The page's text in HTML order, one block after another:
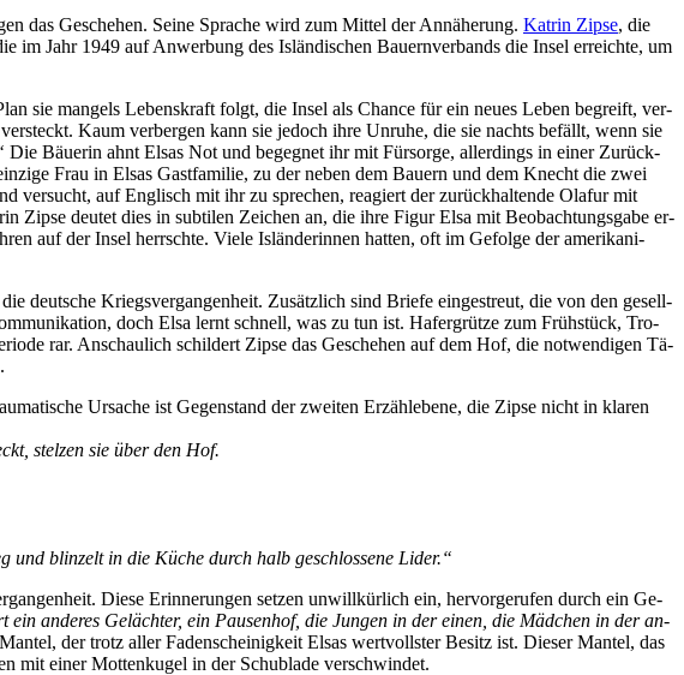
das Ge­sche­hen. Sei­ne Spra­che wird zum Mit­tel der An­nä­he­rung. Kat­rin Zip­se, die
im Jahr 1949 auf An­wer­bung des Is­län­di­schen Bau­ern­ver­bands die In­sel er­reich­te, um
sie man­gels Le­bens­kraft folgt, die In­sel als Chan­ce für ein neu­es Le­ben be­greift, ver­
Kaum ver­ber­gen kann sie je­doch ih­re Un­ru­he, die sie nachts be­fällt, wenn sie
Die Bäue­rin ahnt El­sas Not und be­geg­net ihr mit Für­sor­ge, al­ler­dings in ei­ner Zu­rück­
Frau in El­sas Gast­fa­mi­lie, zu der ne­ben dem Bau­ern und dem Knecht die zwei
ver­sucht, auf Eng­lisch mit ihr zu spre­chen, re­agiert der zu­rück­hal­ten­de Olaf­ur mit
Zip­se deu­tet dies in sub­ti­len Zei­chen an, die ih­re Fi­gur El­sa mit Be­ob­ach­tungs­ga­be er­
auf der In­sel herrsch­te. Vie­le Is­län­de­rin­nen hat­ten, oft im Ge­fol­ge der ame­ri­ka­ni­
deut­sche Kriegs­ver­gan­gen­heit. Zu­sätz­lich sind Brie­fe ein­ge­streut, die von den ge­sell­
doch El­sa lernt schnell, was zu tun ist. Ha­fer­grüt­ze zum Früh­stück, Tro­
rar. An­schau­lich schil­dert Zip­se das Ge­sche­hen auf dem Hof, die not­wen­di­gen Tä­
Ur­sa­che ist Ge­gen­stand der zwei­ten Er­zähl­ebe­ne, die Zip­se nicht in kla­ren
stel­zen sie über den Hof.
und blin­zelt in die Kü­che durch halb ge­schlos­se­ne Lider.“
Die­se Er­in­ne­run­gen set­zen un­will­kür­lich ein, her­vor­ge­ru­fen durch ein Ge­
ein an­de­res Ge­läch­ter, ein Pau­sen­hof, die Jun­gen in der ei­nen, die Mäd­chen in der an­
der trotz al­ler Fa­den­schei­nig­keit El­sas wert­volls­ter Be­sitz ist. Die­ser Man­tel, das
mit ei­ner Mot­ten­ku­gel in der Schub­la­de verschwindet.